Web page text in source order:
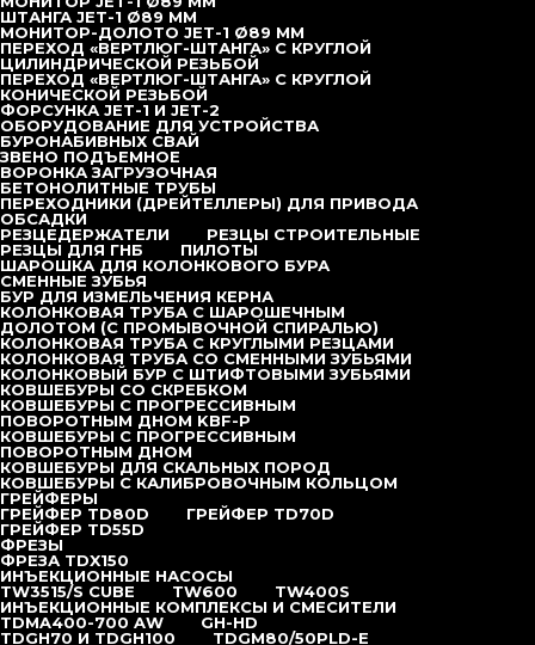
ШТАНГА JET-1 Ø89 ММ
МОНИТОР-ДОЛОТО JET-1 Ø89 ММ
ПЕРЕХОД «ВЕРТЛЮГ-ШТАНГА» С КРУГЛОЙ
ЦИЛИНДРИЧЕСКОЙ РЕЗЬБОЙ
ПЕРЕХОД «ВЕРТЛЮГ-ШТАНГА» С КРУГЛОЙ
КОНИЧЕСКОЙ РЕЗЬБОЙ
ФОРСУНКА JET-1 И JET-2
ОБОРУДОВАНИЕ ДЛЯ УСТРОЙСТВА
БУРОНАБИВНЫХ СВАЙ
ЗВЕНО ПОДЪЕМНОЕ
ВОРОНКА ЗАГРУЗОЧНАЯ
БЕТОНОЛИТНЫЕ ТРУБЫ
ПЕРЕХОДНИКИ (ДРЕЙТЕЛЛЕРЫ) ДЛЯ ПРИВОДА
ОБСАДКИ
РЕЗЦЕДЕРЖАТЕЛИ
РЕЗЦЫ СТРОИТЕЛЬНЫЕ
РЕЗЦЫ ДЛЯ ГНБ
ПИЛОТЫ
ШАРОШКА ДЛЯ КОЛОНКОВОГО БУРА
СМЕННЫЕ ЗУБЬЯ
БУР ДЛЯ ИЗМЕЛЬЧЕНИЯ КЕРНА
КОЛОНКОВАЯ ТРУБА С ШАРОШЕЧНЫМ
ДОЛОТОМ (С ПРОМЫВОЧНОЙ СПИРАЛЬЮ)
КОЛОНКОВАЯ ТРУБА С КРУГЛЫМИ РЕЗЦАМИ
КОЛОНКОВАЯ ТРУБА СО СМЕННЫМИ ЗУБЬЯМИ
КОЛОНКОВЫЙ БУР С ШТИФТОВЫМИ ЗУБЬЯМИ
КОВШЕБУРЫ СО СКРЕБКОМ
КОВШЕБУРЫ С ПРОГРЕССИВНЫМ
ПОВОРОТНЫМ ДНОМ KBF-P
КОВШЕБУРЫ С ПРОГРЕССИВНЫМ
ПОВОРОТНЫМ ДНОМ
КОВШЕБУРЫ ДЛЯ СКАЛЬНЫХ ПОРОД
КОВШЕБУРЫ С КАЛИБРОВОЧНЫМ КОЛЬЦОМ
ГРЕЙФЕРЫ
ГРЕЙФЕР TD80D
ГРЕЙФЕР TD70D
ГРЕЙФЕР TD55D
ФРЕЗЫ
ФРЕЗА TDX150
ИНЪЕКЦИОННЫЕ НАСОСЫ
TW3515/S CUBE
TW600
TW400S
ИНЪЕКЦИОННЫЕ КОМПЛЕКСЫ И СМЕСИТЕЛИ
TDMA400-700 AW
GH-HD
TDGH70 И TDGH100
TDGM80/50PLD-E
Zoomlion
Запчасти для буровых установок JET
Плашки Klemm KR702
Плашка Vermer 16х25
Плашка Raptor
Плашка Gasagrande
Кулачок Gasagrande
Плашка MDT
Кулачок Drill
Кулачки Raptor
Кулачки Klemm KR702
Буровой инструмент
Ремкомплект вертлюга цементного
Ремкомплект вертлюга цементного
Буровой инструмент для струйной цементации
ФОРСУНКА JET-1 И JET-2
Переход «Вертлюг-Штанга» с круглой конической
резьбой
Переход «Вертлюг-Штанга» с круглой цилиндрической
резьбой
Монитор-Долото Jet-1 Ø89 мм
Штанга Jet-1 Ø89 мм
Монитор Jet-1 ø89 мм
Переход «Штанга-Монитор» без воздушного канала
Переход «Штанга-Монитор» с воздушным каналом
Клапан автоматический Jet-2
Клапан автоматический Jet-1
Манжеты, уплотнители
Монитор Jet-2 Ø89 мм
Переход «Монитор-Долото»
Буровая штанга JET2
Штанга буровая jet-1 ø73 мм
Обратный клапан
Монитор Jet1 Ø73
Буровые долота, диаметр 93, 112, 125, 130, 150, 190 мм
Вертлюг воздушный
Вертлюг цементный
Оборудование для устройства буронабивных свай
Инвентарные обсадные трубы
Фланцевое соединение обсадных труб
Детали фланцевого соединения обсадных труб